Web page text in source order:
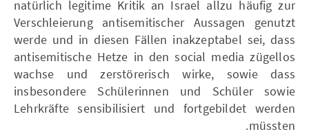
natürlich legitime Kritik an Israel allzu häufig zur
Verschleierung antisemitischer Aussagen genutzt
werde und in diesen Fällen inakzeptabel sei, dass
antisemitische Hetze in den social media zügellos
wachse und zerstörerisch wirke, sowie dass
insbesondere Schülerinnen und Schüler sowie
Lehrkräfte sensibilisiert und fortgebildet werden
müssten.